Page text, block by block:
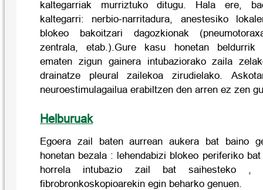
kaltegarriak murriztuko ditugu. Hala ere,
kaltegarri: nerbio-narritadura, anestesiko
blokeo bakoitzari dagozkionak
zentrala, etab.).Gure kasu honetan beldurrik
ematen zigun gainera intubaziorako zaila
drainatze pleural zailekoa zirudielako.
neuroestimulagailua erabiltzen den arren ez zen
Helburuak
Egoera zail baten aurrean aukera bat baino
honetan bezala : lehendabizi blokeo periferiko
horrela intubazio zail bat saihesteko ,
fibrobronkoskopioarekin egin beharko genuen.